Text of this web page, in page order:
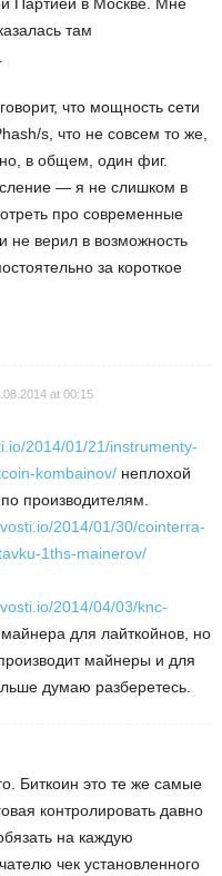
там
что мощность сети
s, что не совсем то же,
в общем, один фиг.
— я не слишком в
про современные
не верил в возможность
за короткое
at 00:15
2014/01/21/instrumenty-
kombainov/ неплохой
производителям.
2014/01/30/cointerra-
1ths-mainerov/
2014/04/03/knc-
для лайткойнов, но
майнеры и для
думаю разберетесь.
Биткоин это те же самые
контролировать давно
на каждую
чек установленного